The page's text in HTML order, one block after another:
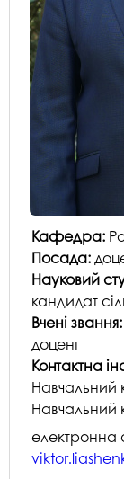
Кафедра:
Посада:
Науковий
кандидат
Вчені звання:
доцент
Контактна
Навчальний
Навчальний
електронна